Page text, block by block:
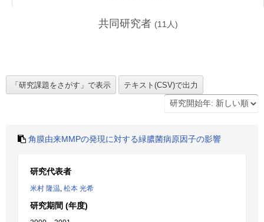
共同研究者 (11 人)
角膜由来MMPの発現に対する緑膿菌病原因子の影響
研究代表者
米村 隆温, 松本 光希
研究期間 (年度)